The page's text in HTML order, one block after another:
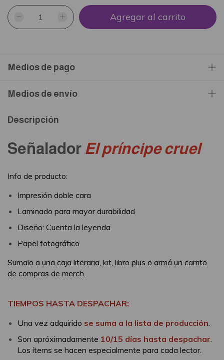
Medios de pago
Medios de envío
Descripción
Señalador El príncipe cruel
Info de producto:
Impresión doble cara
Laminado para mayor durabilidad
Diseño: Cuenta la leyenda
Papel fotográfico
Sumalo a una caja literaria, kit, libro plus o armá un carrito
de compras de merch.
TIEMPOS HASTA DESPACHAR:
Una vez adquirido se suma a la lista de producción
Son apróximadamente 10/15 días hasta despachar
Los ítems se hacen especialmente para cada lector.